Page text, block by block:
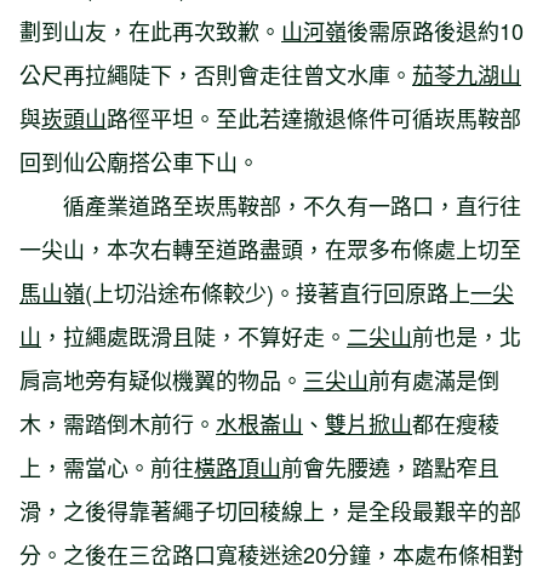
劃到山友，在此再次致歉。 山河嶺後需原路後退約10
公尺再拉繩陡下，否則會走往曾文水庫。 茄苓九湖山
與崁頭山路徑平坦。至此若達撤退條件可循崁馬鞍部
回到仙公廟搭公車下山。
循產業道路至崁馬鞍部，不久有一路口，直行往
一尖山，本次右轉至道路盡頭，在眾多布條處上切至
馬山嶺(上切沿途布條較少)。接著直行回原路上一尖
山 ，拉繩處既滑且陡，不算好走。 二尖山前也是，北
肩高地旁有疑似機翼的物品。 三尖山前有處滿是倒
木，需踏倒木前行。 水根崙山 、 雙片掀山都在瘦稜
上，需當心。前往橫路頂山前會先腰遶，踏點窄且
滑，之後得靠著繩子切回稜線上，是全段最艱辛的部
分。之後在三岔路口寬稜迷途20分鐘，本處布條相對